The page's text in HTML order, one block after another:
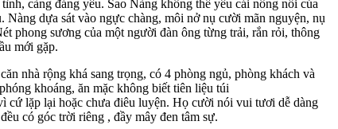
càng đáng yêu. Sao Nàng không thể yêu cái nông nổi của
dựa sát vào ngực chàng, môi nở nụ cười mãn nguyện, nụ
phong sương của một người đàn ông từng trải, rắn rỏi, thông
mới gặp.
nhà rộng khá sang trọng, có 4 phòng ngủ, phòng khách và
khoáng, ăn mặc không biết tiên liệu túi
cứ lặp lại hoặc chưa điêu luyện. Họ cười nói vui tươi dễ dàng
có góc trời riêng , đầy mây đen tâm sự.